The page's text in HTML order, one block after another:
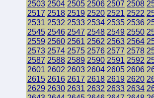
2503 2504 2505 2506 2507 2508
2517 2518 2519 2520 2521 2522
2531 2532 2533 2534 2535 2536
2545 2546 2547 2548 2549 2550
2559 2560 2561 2562 2563 2564
2573 2574 2575 2576 2577 2578
2587 2588 2589 2590 2591 2592
2601 2602 2603 2604 2605 2606
2615 2616 2617 2618 2619 2620
2629 2630 2631 2632 2633 2634